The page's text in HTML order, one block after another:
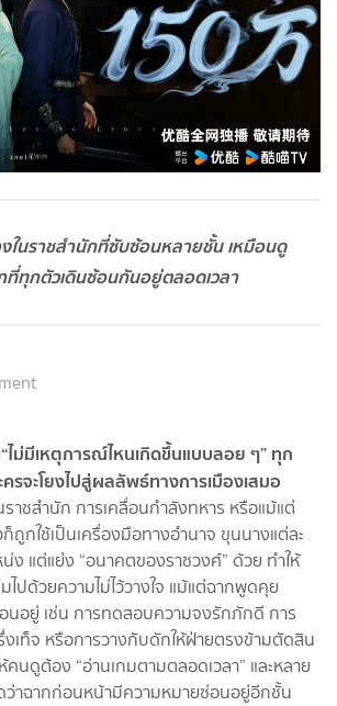
งในราชสำนักที่ซับซ้อนหลายชั้น เหมือนดู
ที่ทุกตัวเดินซ้อนกันอยู่ตลอดเวลา
ไม่มีเหตุการณ์ไหนเกิดขึ้นแบบลอย ๆ” ทุก
รจะโยงไปสู่ผลลัพธ์ทางการเมืองเสมอ
าชสำนัก การเคลื่อนกำลังทหาร หรือแม้แต่
กใช้เป็นเครื่องมือทางอำนาจ ขุนนางแต่ละ
น่ง แต่แย่ง “อนาคตของราชวงศ์” ด้วย ทำให้
ไปด้วยความไม่ไว้วางใจ แม้แต่ฉากพูดคุย
นอยู่ เช่น การทดสอบความจงรักภักดี การ
เท็จ หรือการวางกับดักให้ฝ่ายตรงข้ามตัดสิน
นดูต้อง “อ่านเกมตามตลอดเวลา” และหลาย
ว่าฉากก่อนหน้ามีความหมายซ่อนอยู่อีกชั้น